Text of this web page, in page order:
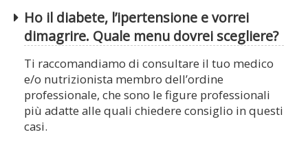
Ho il diabete, l’ipertensione e vorrei
dimagrire. Quale menu dovrei scegliere?
Ti raccomandiamo di consultare il tuo medico
e/o nutrizionista membro dell’ordine
professionale, che sono le figure professionali
più adatte alle quali chiedere consiglio in questi
casi.